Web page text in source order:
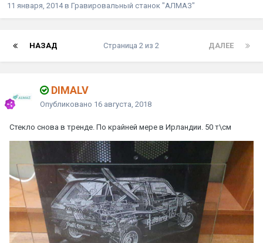
11 января, 2014в Гравировальный станок "АЛМАЗ"
НАЗАД ДАЛЕЕ
Страница 2 из 2
DIMALV
Опубликовано 16 августа, 2018
Стекло снова в тренде. По крайней мере в Ирландии. 50 т\см